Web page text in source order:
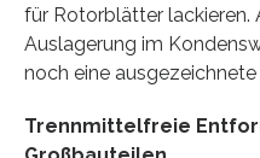
für Rotorblätter lackieren.
Auslagerung im
noch eine
Trennmittelfreie